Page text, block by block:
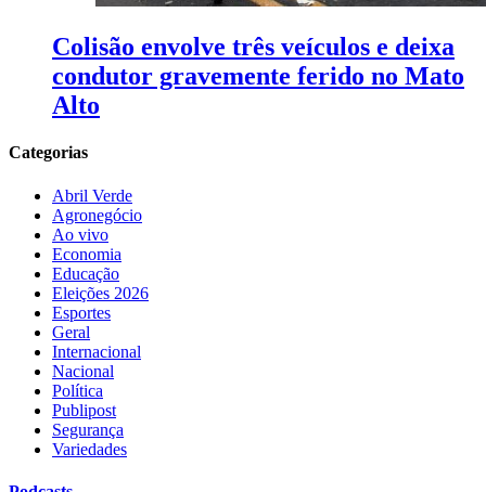
Colisão envolve três veículos e deixa
condutor gravemente ferido no Mato
Alto
Categorias
Abril Verde
Agronegócio
Ao vivo
Economia
Educação
Eleições 2026
Esportes
Geral
Internacional
Nacional
Política
Publipost
Segurança
Variedades